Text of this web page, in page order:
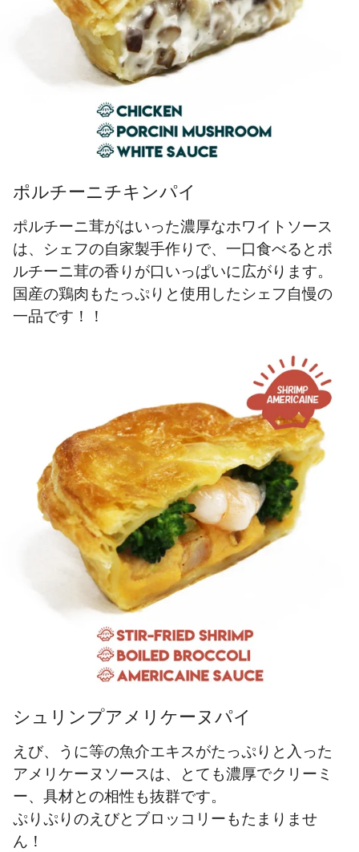
ポルチーニチキンパイ
ポルチーニ茸がはいった濃厚なホワイトソース
は、シェフの自家製手作りで、一口食べるとポ
ルチーニ茸の香りが口いっぱいに広がります。
国産の鶏肉もたっぷりと使用したシェフ自慢の
一品です！！
シュリンプアメリケーヌパイ
えび、うに等の魚介エキスがたっぷりと入った
アメリケーヌソースは、とても濃厚でクリーミ
ー、具材との相性も抜群です。
ぷりぷりのえびとブロッコリーもたまりませ
ん！